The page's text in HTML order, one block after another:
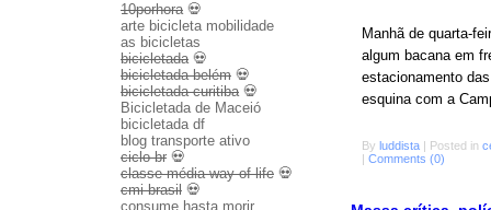
Manhã de quarta-
algum bacana em
estacionamento
esquina com a
By luddista | Posted in
| Comments (0)
10porhora💀
arte bicicleta mobilidade
as bicicletas
bicicletada💀
bicicletada belém 💀
bicicletada curitiba💀
Bicicletada de Maceió
bicicletada df
blog transporte ativo
ciclo br 💀
classe média way of life 💀
cmi brasil 💀
consume hasta morir